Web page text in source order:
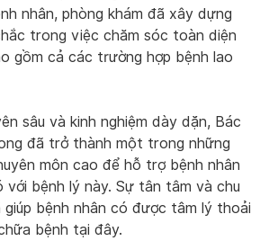
nhân, phòng khám đã xây dựng
trong việc chăm sóc toàn diện
gồm cả các trường hợp bệnh lao
sâu và kinh nghiệm dày dặn, Bác
đã trở thành một trong những
môn cao để hỗ trợ bệnh nhân
bệnh lý này. Sự tân tâm và chu
bệnh nhân có được tâm lý thoải
bệnh tại đây.